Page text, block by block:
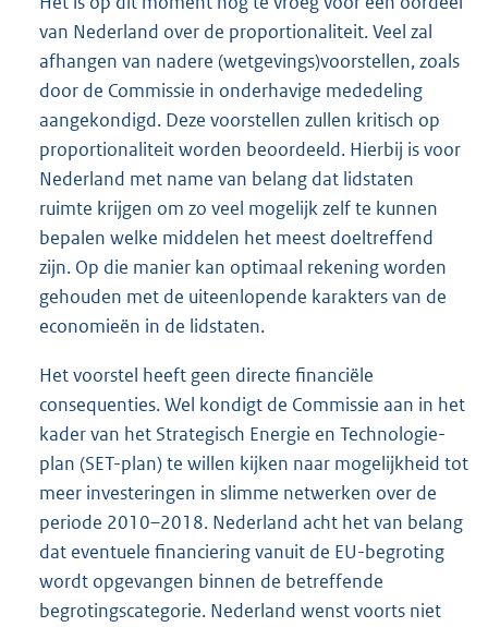
van Nederland over de proportionaliteit. Veel zal
afhangen van nadere (wetgevings)voorstellen, zoals
door de Commissie in onderhavige mededeling
aangekondigd. Deze voorstellen zullen kritisch op
proportionaliteit worden beoordeeld. Hierbij is voor
Nederland met name van belang dat lidstaten
ruimte krijgen om zo veel mogelijk zelf te kunnen
bepalen welke middelen het meest doeltreffend
zijn. Op die manier kan optimaal rekening worden
gehouden met de uiteenlopende karakters van de
economieën in de lidstaten.
Het voorstel heeft geen directe financiële
consequenties. Wel kondigt de Commissie aan in het
kader van het Strategisch Energie en Technologie-
plan (SET-plan) te willen kijken naar mogelijkheid tot
meer investeringen in slimme netwerken over de
periode 2010–2018. Nederland acht het van belang
dat eventuele financiering vanuit de EU-begroting
wordt opgevangen binnen de betreffende
begrotingscategorie. Nederland wenst voorts niet